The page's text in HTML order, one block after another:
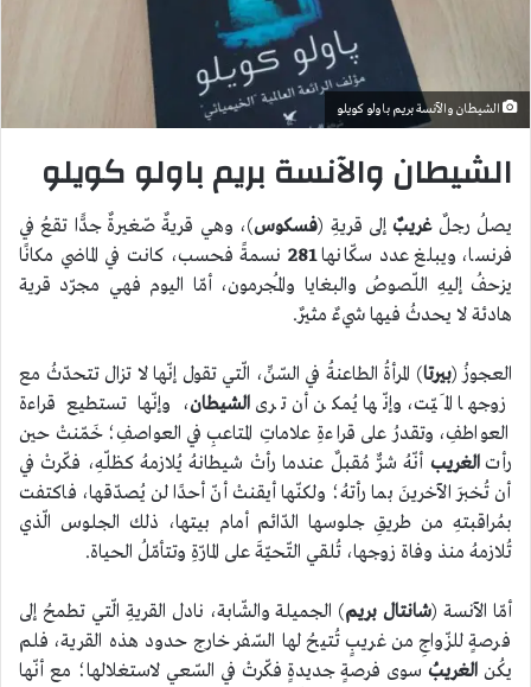
الشيطان والآنسة بريم باولو كويلو
الشيطان والآنسة بريم باولو كويلو
يصلُ رجلٌغريبٌإلى قريةِ (فسكوس)، وهي قريةٌ صّغيرةٌ جدًّا تقعُ في
فرنسا، ويبلغ عدد سكّانها281نسمةً فحسب، كانت في الماضي مكانًا
يزحفُ إليهِ اللّصوصُ والبغايا والمُجرمون، أمّا اليوم فهي مجرّد قرية
هادئة لا يحدثُ فيها شيءٌ مثيرٌ.
العجوزُ (بيرتا) المرأةُ الطاعنةُ في السّنِّ، الّتي تقول إنّها لا تزال تتحدّثُ مع
زوجها المَيّت، وإنّها يُمكن أن ترىالشيطان، وإنّها تستطيع قراءة
العواطفِ، وتقدرُ على قراءةِ علاماتِ المتاعبِ في العواصفِ؛ خَمّنتْ حين
رأتالغريب أنّهُ شرٌّ مُقبلٌ عندما رأتْ شيطانهُ يُلازمهُ كظلّهِ، فكّرتْ في
أن تُخبرَ الآخرينَ بما رأتهُ؛ ولكنّها أيقنتْ أنّ أحدًا لن يُصدّقها، فاكتفت
بمُراقبتهِ من طريقِ جلوسها الدّائم أمام بيتها، ذلك الجلوس الّذي
تُلازمهُ منذ وفاة زوجها، تُلقي التّحيّةَ على المارّةِ وتتأمّلُ الحياة.
أمّا الآنسة (شانتال بريم) الجميلة والشّابة، نادل القريةِ الّتي تطمحُ إلى
فرصةٍ للزّواجِ من غريبٍ تُتيحُ لها السّفر خارج حدود هذه القرية، فلم
يكُن الغريبُسوى فرصةٍ جديدةٍ فكّرتْ في السّعي لاستغلالها؛ مع أنّها